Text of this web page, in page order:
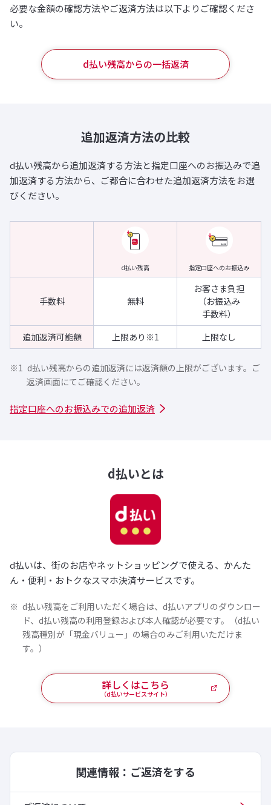
必要な金額の確認方法やご返済方法は以下よりご確認くださ
い。
d払い残高からの一括返済
追加返済方法の比較
d払い残高から追加返済する方法と指定口座へのお振込みで追
加返済する方法から、ご都合に合わせた追加返済方法をお選
びください。
d払い残高 指定口座へのお振込み
手数料 無料
お客さま負担
（お振込み
手数料）
追加返済可能額 上限あり※1 上限なし
d払い残高からの追加返済には返済額の上限がございます。ご
返済画面にてご確認ください。
指定口座へのお振込みでの追加返済
d払いとは
d払いは、街のお店やネットショッピングで使える、かんた
ん・便利・おトクなスマホ決済サービスです。
d払い残高をご利用いただく場合は、d払いアプリのダウンロー
ド、d払い残高の利用登録および本人確認が必要です。（d払い
残高種別が「現金バリュー」の場合のみご利用いただけま
す。）
詳しくはこちら
（d払いサービスサイト）
関連情報：ご返済をする